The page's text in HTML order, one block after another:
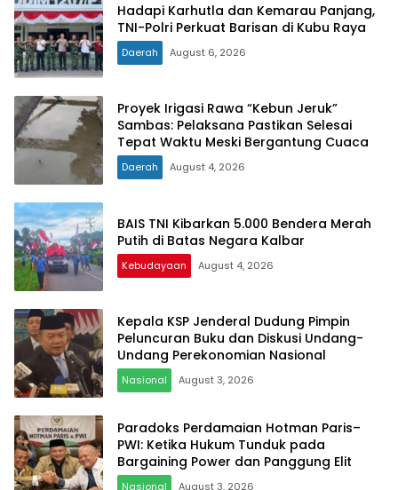
Hadapi Karhutla dan Kemarau Panjang,
TNI-Polri Perkuat Barisan di Kubu Raya
Daerah August 6, 2026
Proyek Irigasi Rawa “Kebun Jeruk”
Sambas: Pelaksana Pastikan Selesai
Tepat Waktu Meski Bergantung Cuaca
Daerah August 4, 2026
BAIS TNI Kibarkan 5.000 Bendera Merah
Putih di Batas Negara Kalbar
Kebudayaan August 4, 2026
Kepala KSP Jenderal Dudung Pimpin
Peluncuran Buku dan Diskusi Undang-
Undang Perekonomian Nasional
Nasional August 3, 2026
Paradoks Perdamaian Hotman Paris–
PWI: Ketika Hukum Tunduk pada
Bargaining Power dan Panggung Elit
Nasional August 3, 2026